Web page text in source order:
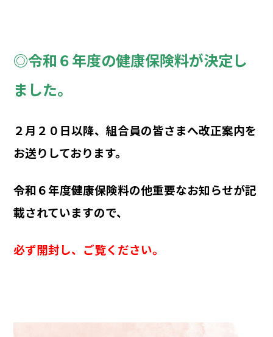
◎令和６年度の健康保険料が決定し
ました。
２月２０日以降、組合員の皆さまへ改正案内を
お送りしております。
令和６年度健康保険料の他重要なお知らせが記
載されていますので、
必ず開封し、ご覧ください。